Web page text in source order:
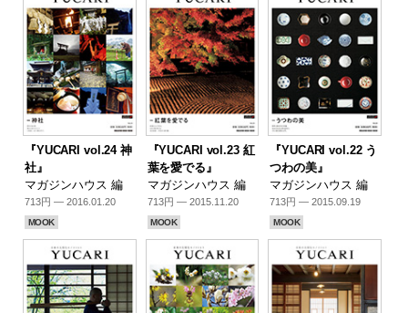
『YUCARI vol.24 神
社』
マガジンハウス 編
713円 — 2016.01.20
MOOK
『YUCARI vol.23 紅
葉を愛でる』
マガジンハウス 編
713円 — 2015.11.20
MOOK
『YUCARI vol.22 う
つわの美』
マガジンハウス 編
713円 — 2015.09.19
MOOK